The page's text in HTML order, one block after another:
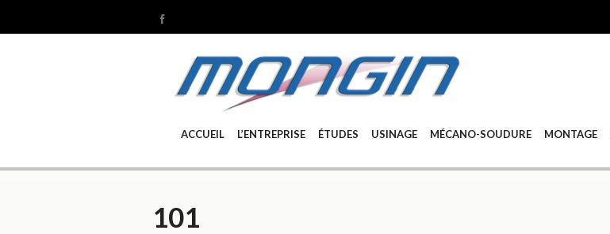
ACCUEIL L’ENTREPRISE ÉTUDES USINAGE MÉCANO-SOUDURE MONTAGE
101